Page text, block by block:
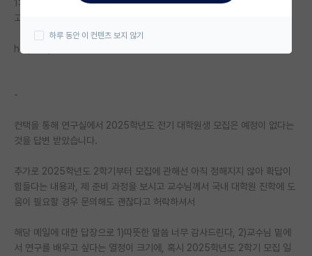
연구실(PI) 홍보 게시판
학부 인턴 게시판
취업 게시판
임용 후기 게시판
인문사회 계열 게시판
1차 작성 글이예요. 후술될 내용에 대해 이해가 필요하신 분들은 링크를 타
고 읽어주시면 감사하겠습니다.
https://phdkim.net/board/free/61008
-
컨택을 통해 연구실에서 2025학년도 전기 대학원생 모집은 예정이 없다는
것을 답변 받았습니다.
추가로 2025학년도 2학기부터 모집에 관해선 아직 정해지지 않아 확답이
힘들다는 내용과, 제 준비 과정을 보시고 교수님께서 국내 대학원 진학에 도
움이 필요할 경우 문의해도 괜찮다고 허락하셔서
해당 메일에 대한 답장으로 1)따뜻한 말씀 너무 감사드린다, 2)교수님 밑에
서 연구를 배우고 싶다는 열정이 크기에, 혹시 2025학년도 2학기 모집 일
하루 동안 이 컨텐츠 보지 않기